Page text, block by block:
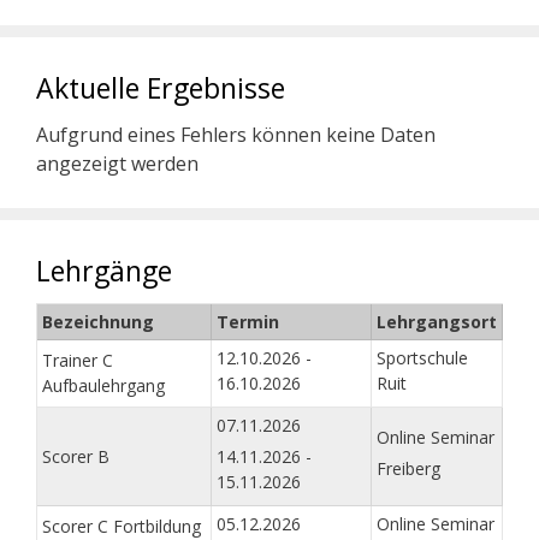
Aktuelle Ergebnisse
Aufgrund eines Fehlers können keine Daten
angezeigt werden
Lehrgänge
Bezeichnung Termin
Lehrgangsort
Trainer C
Aufbaulehrgang
12.10.2026 -
16.10.2026
Sportschule
Ruit
Scorer B
07.11.2026
14.11.2026 -
15.11.2026
Online Seminar
Freiberg
Scorer C Fortbildung 05.12.2026 Online Seminar